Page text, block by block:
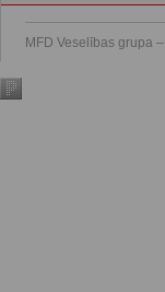
MFD Veselības grupa